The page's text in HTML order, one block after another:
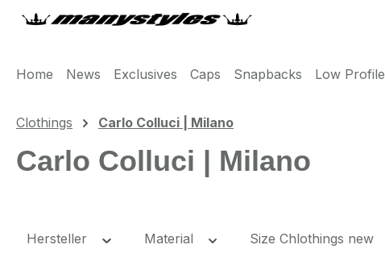
Hauptinhalt springen
Zur Suche springen
Zur Hauptnavigation springen
Home News Exclusives Caps Snapbacks Low Profile
Clothings Carlo Colluci | Milano
Carlo Colluci | Milano
Hersteller Material Size Chlothings new